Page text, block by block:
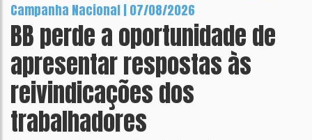
Campanha Nacional | 07/08/2026
BB perde a oportunidade de
apresentar respostas às
reivindicações dos
trabalhadores